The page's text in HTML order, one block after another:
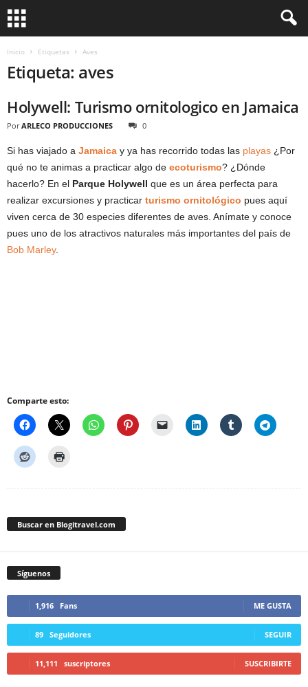
Inicio Etiquetas Aves
Etiqueta: aves
Holywell: Turismo ornitologico en Jamaica
Por ARLECO PRODUCCIONES 0
Si has viajado a Jamaica y ya has recorrido todas las playas ¿Por
qué no te animas a practicar algo de ecoturismo? ¿Dónde
hacerlo? En el Parque Holywell que es un área perfecta para
realizar excursiones y practicar turismo ornitológico pues aquí
viven cerca de 30 especies diferentes de aves. Anímate y conoce
pues uno de los atractivos naturales más importantes del país de
Bob Marley.
Comparte esto:
Buscar en Blogitravel.com
Síguenos
1,916 Fans ME GUSTA
89 Seguidores SEGUIR
11,111 suscriptores SUSCRIBIRTE